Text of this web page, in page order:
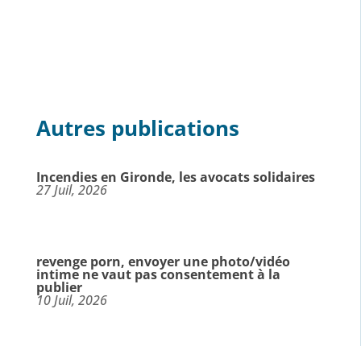
Autres publications
Incendies en Gironde, les avocats solidaires
27 Juil, 2026
revenge porn, envoyer une photo/vidéo
intime ne vaut pas consentement à la
publier
10 Juil, 2026